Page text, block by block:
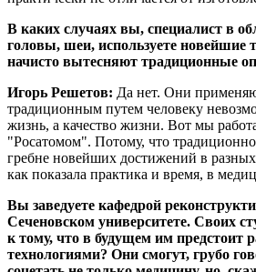
В каких случаях вы, специалист в
головы, шеи, используете новейшие
начисто вытесняют традиционные
Игорь Решетов: Да нет. Они
традиционным путем человеку
жизнь, а качество жизни. Вот мы
"Росатомом". Потому, что
гребне новейших достижений в разных
как показала практика и время, в
Вы заведуете кафедрой
Сеченовском университете. Своих
к тому, что в будущем им предстоит
технологиями? Они смогут, грубо